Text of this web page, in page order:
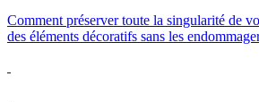
Comment préserver toute la singularité de
des éléments décoratifs sans les